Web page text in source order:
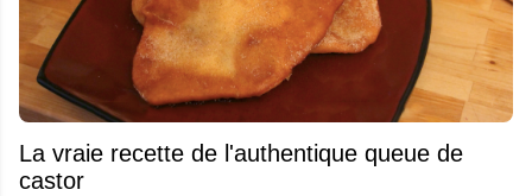
La vraie recette de l'authentique queue de
castor